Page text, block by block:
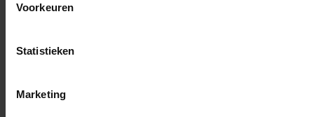
Voorkeuren
Statistieken
Marketing